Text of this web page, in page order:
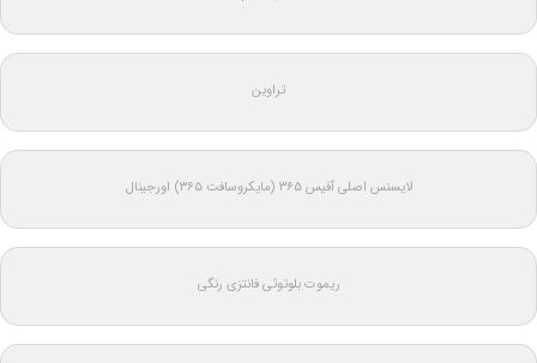
تراوین
لایسنس اصلی آفیس ۳۶۵ (مایکروسافت ۳۶۵) اورجینال
ریموت بلوتوثی فانتزی رنگی